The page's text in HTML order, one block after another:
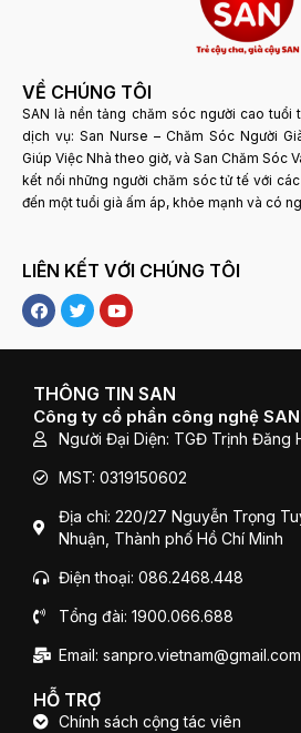
VỀ CHÚNG TÔI
SAN là nền tảng chăm sóc người cao tuổi
dịch vụ: San Nurse – Chăm Sóc Người
Giúp Việc Nhà theo giờ, và San Chăm Sóc
kết nối những người chăm sóc tử tế với
đến một tuổi già ấm áp, khỏe mạnh và có
LIÊN KẾT VỚI CHÚNG TÔI
F
a
c
e
o
o
k
T
w
i
t
e
r
Y
o
u
t
b
e
THÔNG TIN SAN
Công ty cổ phần công nghệ
Người Đại Diện: TGĐ Trịnh Đăng
MST: 0319150602
Địa chỉ: 220/27 Nguyễn Trọng
Nhuận, Thành phố Hồ Chí Minh
Điện thoại: 086.2468.448
Tổng đài: 1900.066.688
Email: sanpro.vietnam@gmail.com
HỖ TRỢ
Chính sách cộng tác viên